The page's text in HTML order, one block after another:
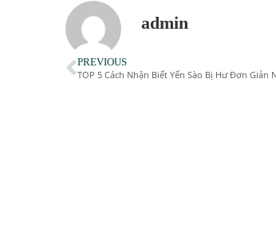
admin
PREVIOUS
TOP 5 Cách Nhận Biết Yến Sào Bị Hư Đơn Giản